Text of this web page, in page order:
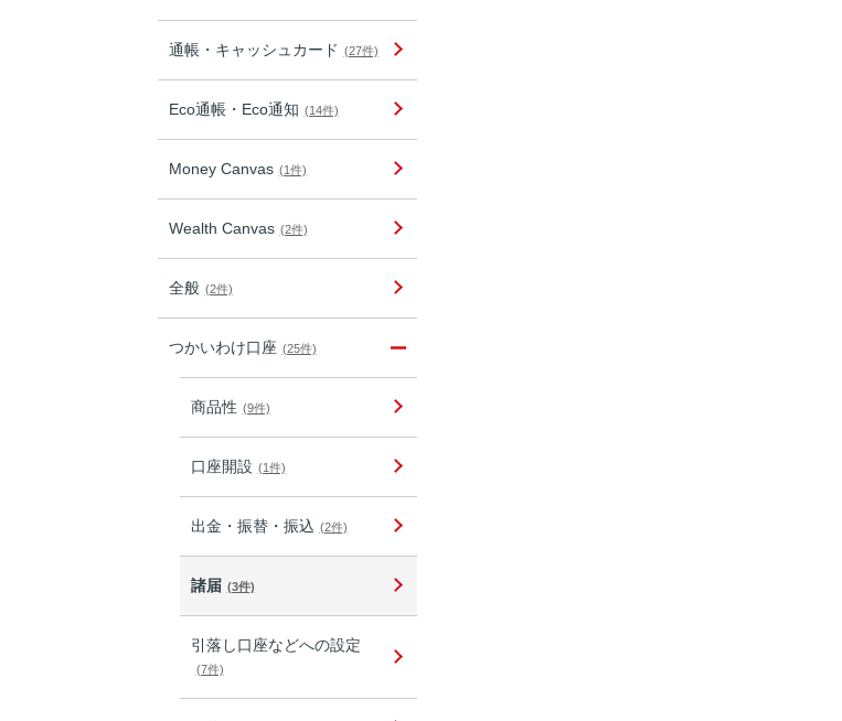
通帳・キャッシュカード (27件)
Eco通帳・Eco通知 (14件)
Money Canvas (1件)
Wealth Canvas (2件)
全般 (2件)
つかいわけ口座 (25件)
商品性 (9件)
口座開設 (1件)
出金・振替・振込 (2件)
諸届 (3件)
引落し口座などへの設定
(7件)